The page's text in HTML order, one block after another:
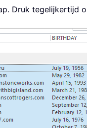
Druk tegelijkertijd